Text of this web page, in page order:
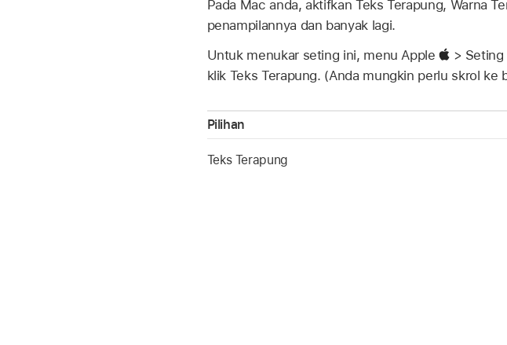
Pada Mac anda, aktifkan Teks Terapung, Warna
penampilannya dan banyak lagi.
Untuk menukar seting ini, menu Apple
> Seting
klik Teks Terapung. (Anda mungkin perlu skrol ke
Pilihan
Teks Terapung